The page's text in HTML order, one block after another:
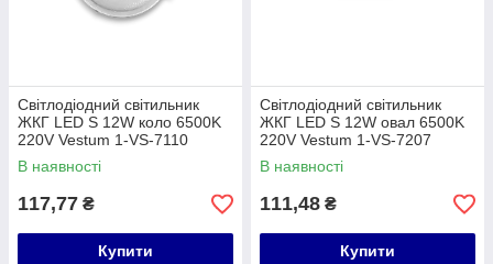
Світлодіодний світильник
ЖКГ LED S 12W коло 6500K
220V Vestum 1-VS-7110
В наявності
117,77 ₴
Купити
Світлодіодний світильник
ЖКГ LED S 12W овал 6500K
220V Vestum 1-VS-7207
В наявності
111,48 ₴
Купити